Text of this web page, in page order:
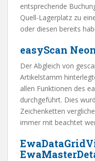
entsprechende
Quell-Lagerplatz zu
oder diesen bereits
easyScan
Der Abgleich von
Artikelstamm
allen Funktionen des
durchgeführt. Dies
Zeichenketten
immer mit beachtet